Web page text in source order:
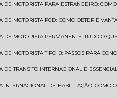
DE MOTORISTA PARA ESTRANGEIRO:
DE MOTORISTA PCD: COMO OBTER E
DE MOTORISTA PERMANENTE: TUDO O
DE MOTORISTA TIPO B: PASSOS PARA
DE TRÂNSITO INTERNACIONAL É
INTERNACIONAL DE HABILITAÇÃO: COMO